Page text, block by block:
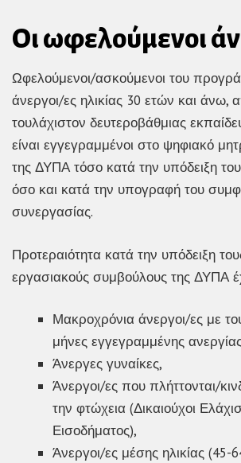
Οι ωφελούμενοι
Ωφελούμενοι/ασκούμενοι του
άνεργοι/ες ηλικίας 30 ετών και άνω,
τουλάχιστον δευτεροβάθμιας
είναι εγγεγραμμένοι στο ψηφιακό
της ΔΥΠΑ τόσο κατά την υπόδειξη
όσο και κατά την υπογραφή του
συνεργασίας.
Προτεραιότητα κατά την υπόδειξη
εργασιακούς συμβούλους της ΔΥΠΑ
Μακροχρόνια άνεργοι/ες με
μήνες εγγεγραμμένης
Άνεργες γυναίκες,
Άνεργοι/ες που πλήττονται/
την φτώχεια (Δικαιούχοι
Εισοδήματος),
Άνεργοι/ες μέσης ηλικίας (45-